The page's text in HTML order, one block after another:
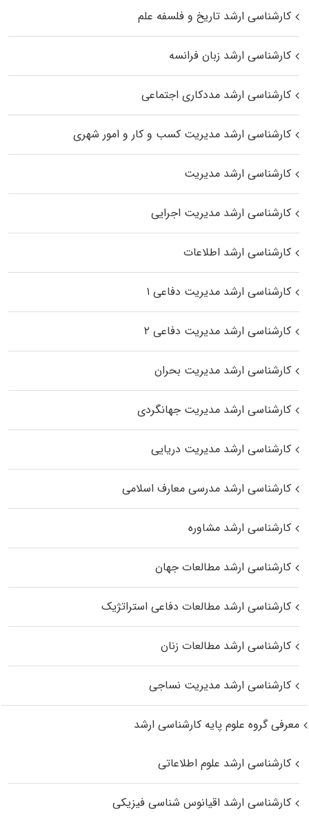
کارشناسی ارشد تاریخ و فلسفه علم
کارشناسی ارشد زبان فرانسه
کارشناسی ارشد مددکاری اجتماعی
کارشناسی ارشد مدیریت کسب و کار و امور شهری
کارشناسی ارشد مدیریت
کارشناسی ارشد مدیریت اجرایی
کارشناسی ارشد اطلاعات
کارشناسی ارشد مدیریت دفاعی ۱
کارشناسی ارشد مدیریت دفاعی ۲
کارشناسی ارشد مدیریت بحران
کارشناسی ارشد مدیریت جهانگردی
کارشناسی ارشد مدیریت دریایی
کارشناسی ارشد مدرسی معارف اسلامی
کارشناسی ارشد مشاوره
کارشناسی ارشد مطالعات جهان
کارشناسی ارشد مطالعات دفاعی استراتژیک
کارشناسی ارشد مطالعات زنان
کارشناسی ارشد مدیریت نساجی
معرفی گروه علوم پایه کارشناسی ارشد
کارشناسی ارشد علوم اطلاعاتی
کارشناسی ارشد اقیانوس‌ شناسی فیزیکی